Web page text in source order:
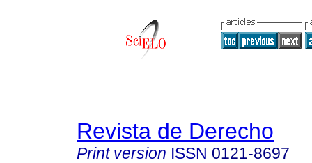
Revista de Derecho
Print version ISSN 0121-8697